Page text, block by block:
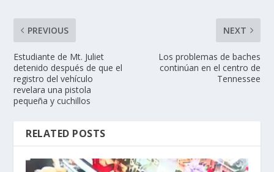
PREVIOUS
Estudiante de Mt. Juliet
detenido después de que el
registro del vehículo
revelara una pistola
pequeña y cuchillos
NEXT
Los problemas de baches
continúan en el centro de
Tennessee
RELATED POSTS